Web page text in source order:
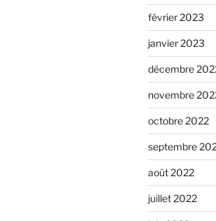
février 2023
janvier 2023
décembre
novembre
octobre 2022
septembre
août 2022
juillet 2022